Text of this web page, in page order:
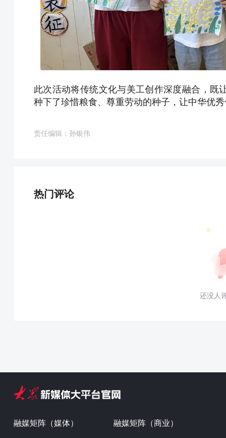
此次活动将传统文化与美工创作深度融合，既
种下了珍惜粮食、尊重劳动的种子，让中华优
责任编辑：孙银伟
热门评论
还没人
融媒矩阵（媒体） 融媒矩阵（商业）